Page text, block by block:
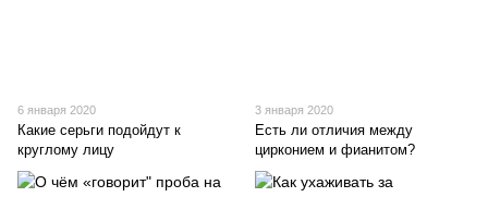
6 января 2020
Какие серьги подойдут к
круглому лицу
3 января 2020
Есть ли отличия между
цирконием и фианитом?